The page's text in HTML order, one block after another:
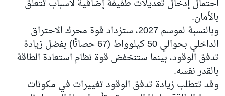
احتمال إدخال تعديلات طفيفة إضافية لأسباب تتعلق
بالأمان.
وبالنسبة لموسم 2027، ستزداد قوة محرك الاحتراق
الداخلي بحوالي 50 كيلوواط (67 حصانًا) بفضل زيادة
تدفق الوقود، بينما ستنخفض قوة نظام استعادة الطاقة
بالقدر نفسه.
وقد تتطلب زيادة تدفق الوقود تغييرات في مكونات